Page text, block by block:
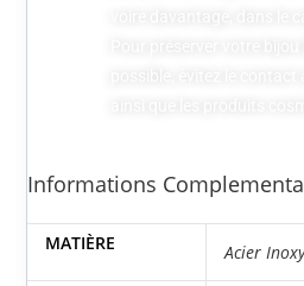
Informations
MATIÈRE Acier